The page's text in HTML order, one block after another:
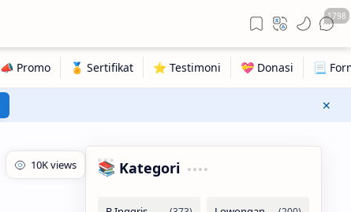
1798
📚 Kategori